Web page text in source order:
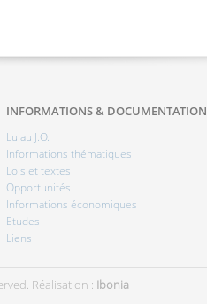
INFORMATIONS & DOCUMENTATION
Lu au J.O.
Informations thématiques
Lois et textes
Opportunités
Informations économiques
Etudes
Liens
Réalisation : Ibonia